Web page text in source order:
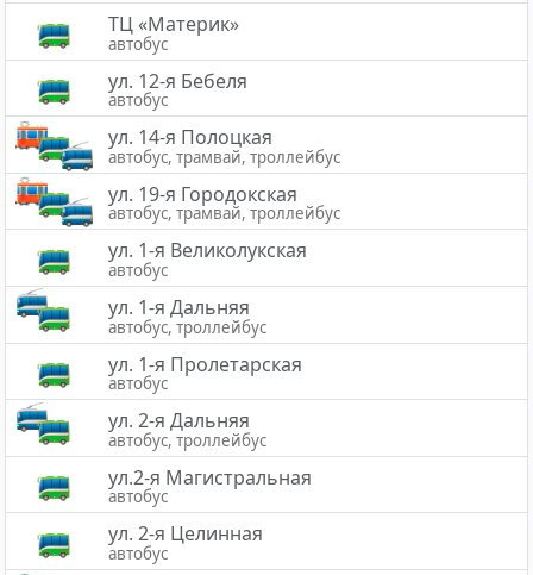
ТЦ «Материк»
автобус
ул. 12-я Бебеля
автобус
ул. 14-я Полоцкая
автобус, трамвай, троллейбус
ул. 19-я Городокская
автобус, трамвай, троллейбус
ул. 1-я Великолукская
автобус
ул. 1-я Дальняя
автобус, троллейбус
ул. 1-я Пролетарская
автобус
ул. 2-я Дальняя
автобус, троллейбус
ул.2-я Магистральная
автобус
ул. 2-я Целинная
автобус